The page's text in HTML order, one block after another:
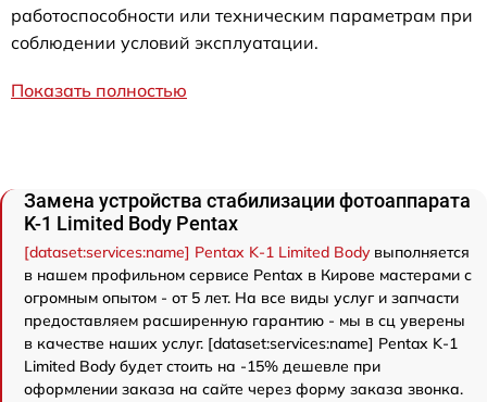
работоспособности или техническим параметрам при
соблюдении условий эксплуатации.
Показать полностью
Замена устройства стабилизации фотоаппарата
K-1 Limited Body Pentax
[dataset:services:name] Pentax K-1 Limited Bodyвыполняется
в нашем профильном сервисе Pentax в Кирове мастерами с
огромным опытом - от 5 лет. На все виды услуг и запчасти
предоставляем расширенную гарантию - мы в сц уверены
в качестве наших услуг. [dataset:services:name] Pentax K-1
Limited Body будет стоить на -15% дешевле при
оформлении заказа на сайте через форму заказа звонка.